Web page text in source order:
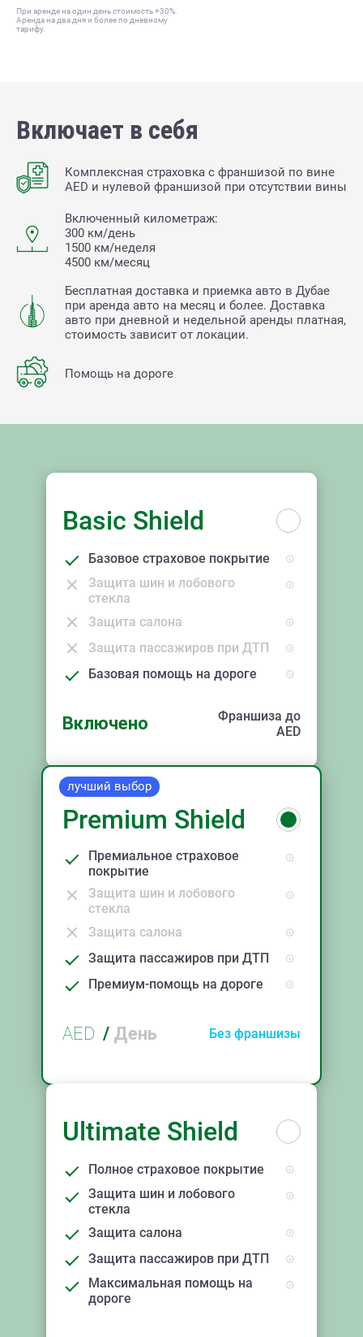
При аренде на один день стоимость +30%.
Аренда на два дня и более по дневному
тарифу.
Включает в себя
Комплексная страховка с франшизой по вине
AED и нулевой франшизой при отсутствии вины
Включенный километраж:
300 км/день
1500 км/неделя
4500 км/месяц
Бесплатная доставка и приемка авто в Дубае
при аренда авто на месяц и более. Доставка
авто при дневной и недельной аренды платная,
стоимость зависит от локации.
Помощь на дороге
Basic Shield
Базовое страховое покрытие
Защита шин и лобового
стекла
Защита салона
Защита пассажиров при ДТП
Базовая помощь на дороге
Включено
Франшиза до
AED
лучший выбор
Premium Shield
Премиальное страховое
покрытие
Защита шин и лобового
стекла
Защита салона
Защита пассажиров при ДТП
Премиум-помощь на дороге
AED / День Без франшизы
Ultimate Shield
Полное страховое покрытие
Защита шин и лобового
стекла
Защита салона
Защита пассажиров при ДТП
Максимальная помощь на
дороге